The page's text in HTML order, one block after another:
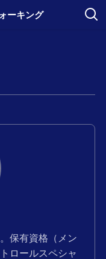
ーキング
保有資格（メン
ロールスペシャ